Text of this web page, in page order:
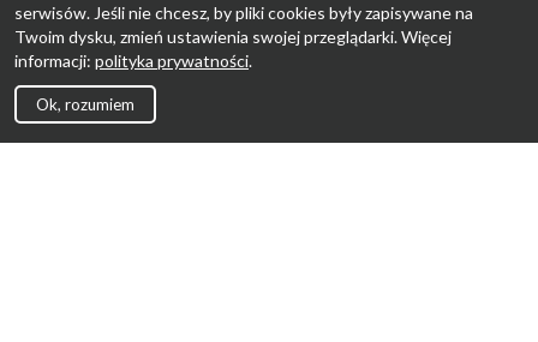
serwisów. Jeśli nie chcesz, by pliki cookies były zapisywane na
Twoim dysku, zmień ustawienia swojej przeglądarki. Więcej
informacji: polityka prywatności.
Ok, rozumiem